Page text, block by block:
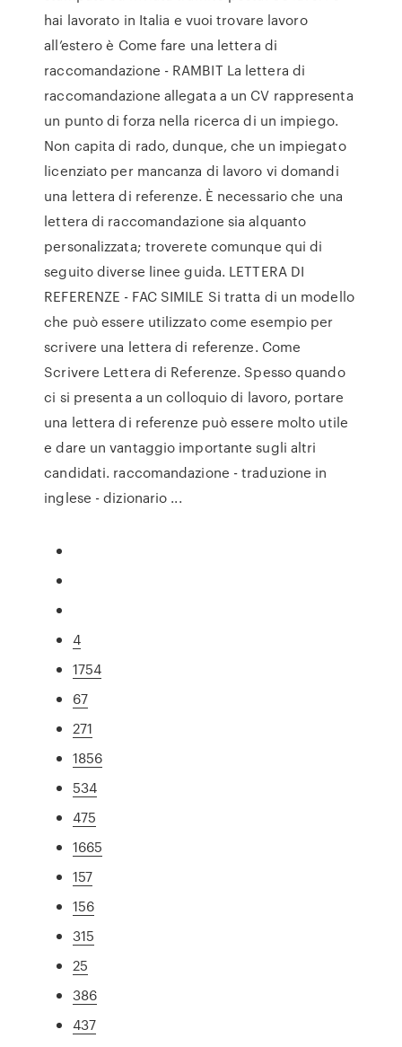
hai lavorato in Italia e vuoi trovare lavoro
all’estero è Come fare una lettera di
raccomandazione - RAMBIT La lettera di
raccomandazione allegata a un CV rappresenta
un punto di forza nella ricerca di un impiego.
Non capita di rado, dunque, che un impiegato
licenziato per mancanza di lavoro vi domandi
una lettera di referenze. È necessario che una
lettera di raccomandazione sia alquanto
personalizzata; troverete comunque qui di
seguito diverse linee guida. LETTERA DI
REFERENZE - FAC SIMILE Si tratta di un modello
che può essere utilizzato come esempio per
scrivere una lettera di referenze. Come
Scrivere Lettera di Referenze. Spesso quando
ci si presenta a un colloquio di lavoro, portare
una lettera di referenze può essere molto utile
e dare un vantaggio importante sugli altri
candidati. raccomandazione - traduzione in
inglese - dizionario ...
4
1754
67
271
1856
534
475
1665
157
156
315
25
386
437